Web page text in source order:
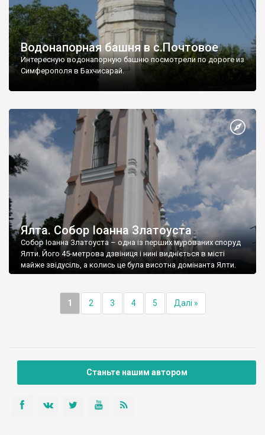
Водонапорная башня в с.Почтовое
Интересную водонапорную башню посмотрели по дороге из
Симферополя в Бахчисарай.
Ялта. Собор Іоанна Златоуста
Собор Іоанна Златоуста – одна із перших мурованих споруд
Ялти. Його 45-метрова дзвіниця і нині видніється в місті
майже звідусіль, а колись це була висотна домінанта Ялти.
1 2 3 4 5 Далі »
Станьте нашим автором